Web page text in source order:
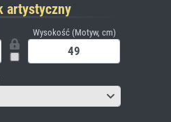
artystyczny
Wysokość (Motyw, cm)